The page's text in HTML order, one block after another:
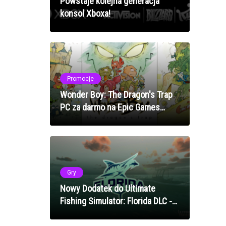
konsol Xboxa!
Promocje
Wonder Boy: The Dragon's Trap
PC za darmo na Epic Games
Gry
Nowy Dodatek do Ultimate
Fishing Simulator: Florida DLC -